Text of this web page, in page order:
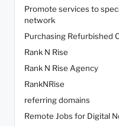
Promote services to
network
Purchasing Refurbished
Rank N Rise
Rank N Rise Agency
RankNRise
referring domains
Remote Jobs for Digital